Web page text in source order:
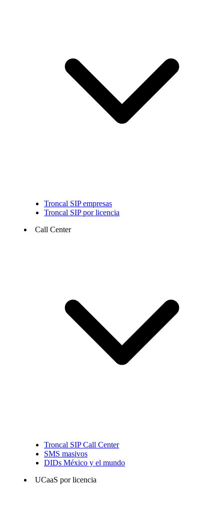
Troncal SIP empresas
Troncal SIP por licencia
Call Center
Troncal SIP Call Center
SMS masivos
DIDs México y el mundo
UCaaS por licencia